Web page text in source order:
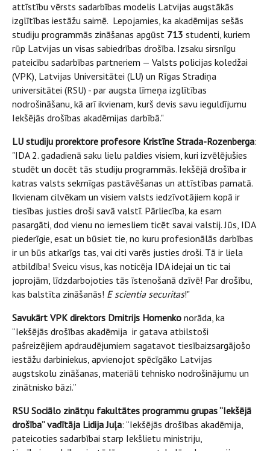
attīstību vērsts sadarbības modelis Latvijas augstākās
izglītības iestāžu saimē. Lepojamies, ka akadēmijas sešās
studiju programmās zināšanas apgūst 713 studenti, kuriem
rūp Latvijas un visas sabiedrības drošība. Izsaku sirsnīgu
pateicību sadarbības partneriem — Valsts policijas koledžai
(VPK), Latvijas Universitātei (LU) un Rīgas Stradiņa
universitātei (RSU) - par augsta līmeņa izglītības
nodrošināšanu, kā arī ikvienam, kurš devis savu ieguldījumu
Iekšējās drošības akadēmijas darbībā."
LU studiju prorektore profesore Kristīne Strada-Rozenberga:
"IDA 2. gadadienā saku lielu paldies visiem, kuri izvēlējušies
studēt un docēt tās studiju programmās. Iekšējā drošība ir
katras valsts sekmīgas pastāvēšanas un attīstības pamatā.
Ikvienam cilvēkam un visiem valsts iedzīvotājiem kopā ir
tiesības justies droši savā valstī. Pārliecība, ka esam
pasargāti, dod vienu no iemesliem ticēt savai valstij. Jūs, IDA
piederīgie, esat un būsiet tie, no kuru profesionālās darbības
ir un būs atkarīgs tas, vai citi varēs justies droši. Tā ir liela
atbildība! Sveicu visus, kas noticēja IDA idejai un tic tai
joprojām, līdzdarbojoties tās īstenošanā dzīvē! Par drošību,
kas balstīta zināšanās! E scientia securitas!"
Savukārt VPK direktors Dmitrijs Homenko norāda, ka
“Iekšējās drošības akadēmija ir gatava atbilstoši
pašreizējiem apdraudējumiem sagatavot tiesībaizsargājošo
iestāžu darbiniekus, apvienojot spēcīgāko Latvijas
augstskolu zināšanas, materiāli tehnisko nodrošinājumu un
zinātnisko bāzi.”
RSU Sociālo zinātņu fakultātes programmu grupas “Iekšējā
drošība” vadītāja Lidija Juļa: “Iekšējās drošības akadēmija,
pateicoties sadarbībai starp Iekšlietu ministriju,